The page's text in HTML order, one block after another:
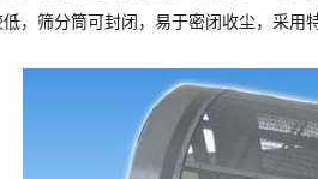
，筛分筒可封闭，易于密闭收尘，采用